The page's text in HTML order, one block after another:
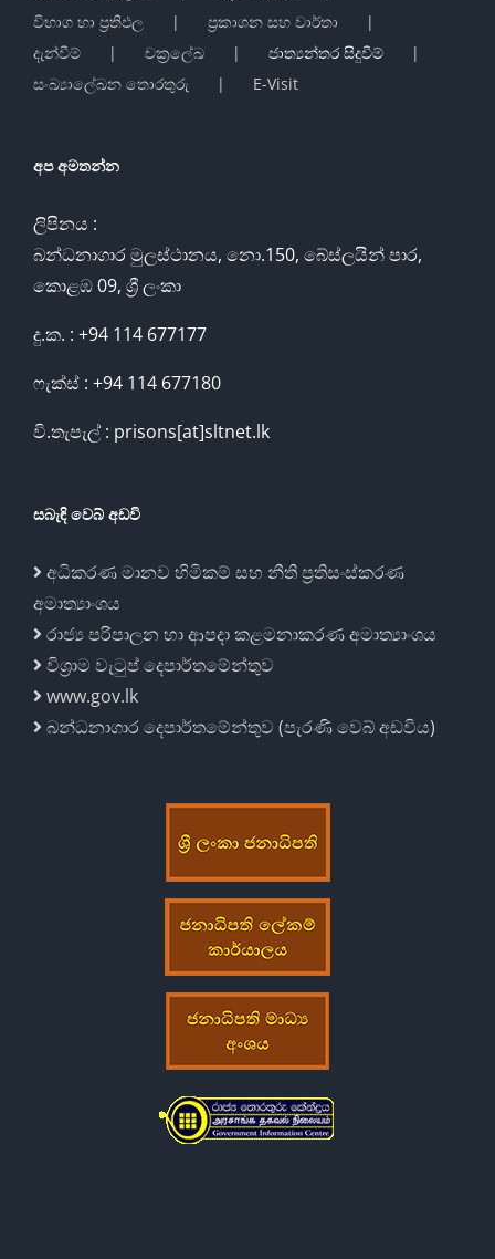
විභාග හා ප්‍රතිඵල
ප්‍රකාශන සහ වාර්තා
දැන්වීම්
චක්‍රලේඛ
ජාත්‍යන්තර සිදුවීම්
සංඛ්‍යාලේඛන තොරතුරු
E-Visit
අප අමතන්න
ලිපිනය :
බන්ධනාගාර මුලස්ථානය, නො.150, බේස්ලයින් පාර,
කොළඹ 09, ශ්‍රී ලංකා
දු.ක. : +94 114 677177
ෆැක්ස් : +94 114 677180
වි.තැපැල් : prisons[at]sltnet.lk
සබැඳි වෙබ් අඩවි
අධිකරණ මානව හිමිකම් සහ නීති ප්‍රතිසංස්කරණ
අමාත්‍යාංශය
රාජ්‍ය පරිපාලන හා ආපදා කළමනාකරණ අමාත්‍යාංශය
විශ්‍රාම වැටුප් දෙපාර්තමේන්තුව
www.gov.lk
බන්ධනාගාර දෙපාර්තමේන්තුව (පැරණි වෙබ් අඩවිය)